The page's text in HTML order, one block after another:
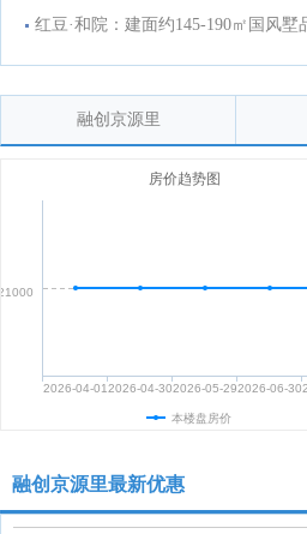
红豆·和院：建面约145-190㎡国风墅
融创京源里
房价趋势图
本楼盘房价
2026-04-012026-04-302026-05-292026-06-30
21000
融创京源里最新优惠